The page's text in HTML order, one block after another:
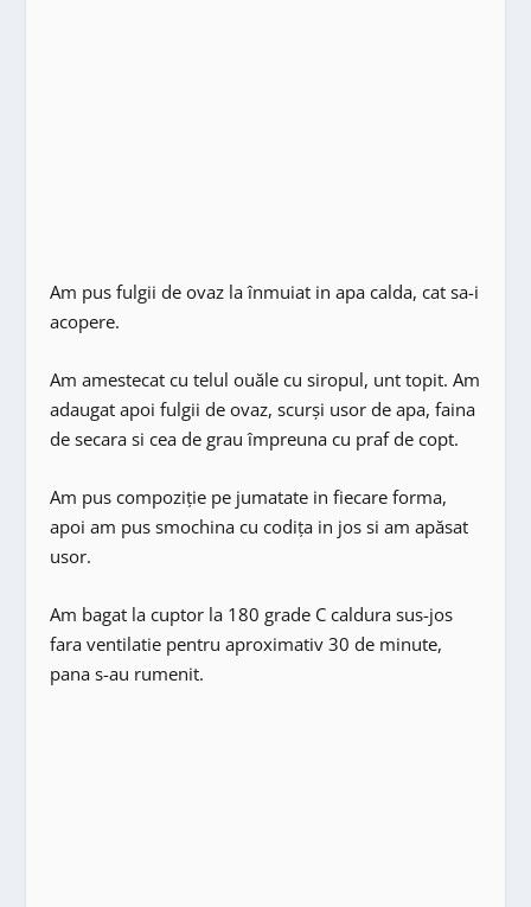
Am pus fulgii de ovaz la înmuiat in apa calda, cat sa-i
acopere.
Am amestecat cu telul ouăle cu siropul, unt topit. Am
adaugat apoi fulgii de ovaz, scurși usor de apa, faina
de secara si cea de grau împreuna cu praf de copt.
Am pus compoziție pe jumatate in fiecare forma,
apoi am pus smochina cu codița in jos si am apăsat
usor.
Am bagat la cuptor la 180 grade C caldura sus-jos
fara ventilatie pentru aproximativ 30 de minute,
pana s-au rumenit.